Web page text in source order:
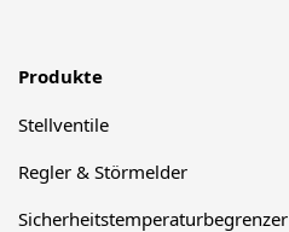
Produkte
Stellventile
Regler & Störmelder
Sicherheitstemperaturbegrenzer